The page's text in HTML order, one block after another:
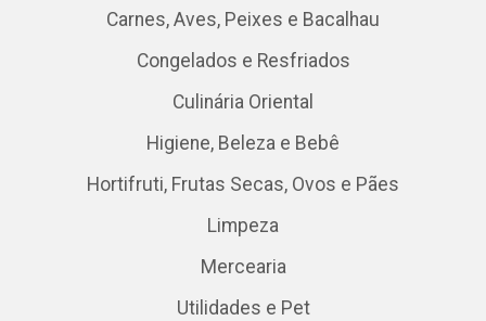
Carnes, Aves, Peixes e Bacalhau
Congelados e Resfriados
Culinária Oriental
Higiene, Beleza e Bebê
Hortifruti, Frutas Secas, Ovos e Pães
Limpeza
Mercearia
Utilidades e Pet